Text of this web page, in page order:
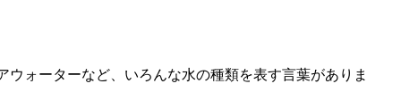
ォーターなど、いろんな水の種類を表す言葉がありま